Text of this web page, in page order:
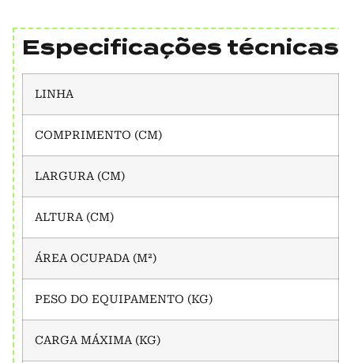
Especificações técnicas
LINHA
COMPRIMENTO (CM)
LARGURA (CM)
ALTURA (CM)
ÁREA OCUPADA (M²)
PESO DO EQUIPAMENTO (KG)
CARGA MÁXIMA (KG)